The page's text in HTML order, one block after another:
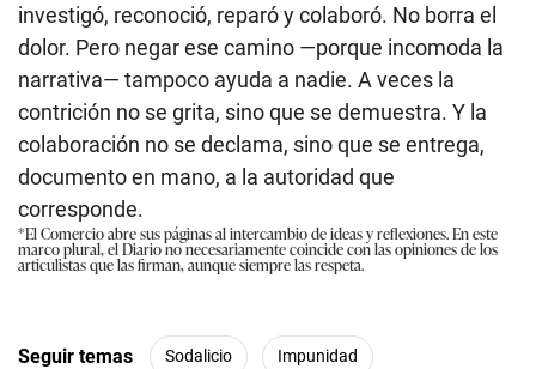
investigó, reconoció, reparó y colaboró. No borra el
dolor. Pero negar ese camino —porque incomoda la
narrativa— tampoco ayuda a nadie. A veces la
contrición no se grita, sino que se demuestra. Y la
colaboración no se declama, sino que se entrega,
documento en mano, a la autoridad que
corresponde.
*El Comercio abre sus páginas al intercambio de ideas y reflexiones. En este
marco plural, el Diario no necesariamente coincide con las opiniones de los
articulistas que las firman, aunque siempre las respeta.
Seguir temas Sodalicio Impunidad